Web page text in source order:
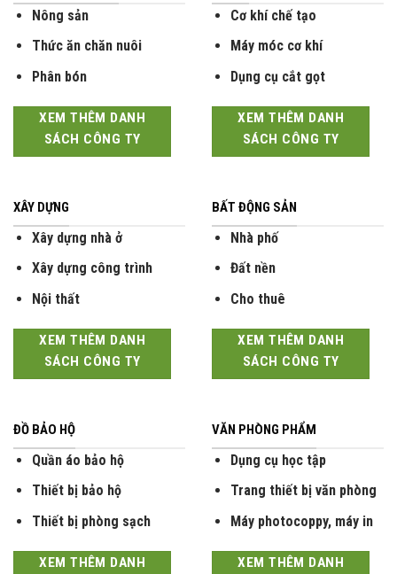
Nông sản
Thức ăn chăn nuôi
Phân bón
XEM THÊM DANH
SÁCH CÔNG TY
Cơ khí chế tạo
Máy móc cơ khí
Dụng cụ cắt gọt
XEM THÊM DANH
SÁCH CÔNG TY
XÂY DỰNG
Xây dựng nhà ở
Xây dựng công trình
Nội thất
XEM THÊM DANH
SÁCH CÔNG TY
BẤT ĐỘNG SẢN
Nhà phố
Đất nền
Cho thuê
XEM THÊM DANH
SÁCH CÔNG TY
ĐỒ BẢO HỘ
Quần áo bảo hộ
Thiết bị bảo hộ
Thiết bị phòng sạch
XEM THÊM DANH
VĂN PHÒNG PHẨM
Dụng cụ học tập
Trang thiết bị văn phòng
Máy photocoppy, máy in
XEM THÊM DANH